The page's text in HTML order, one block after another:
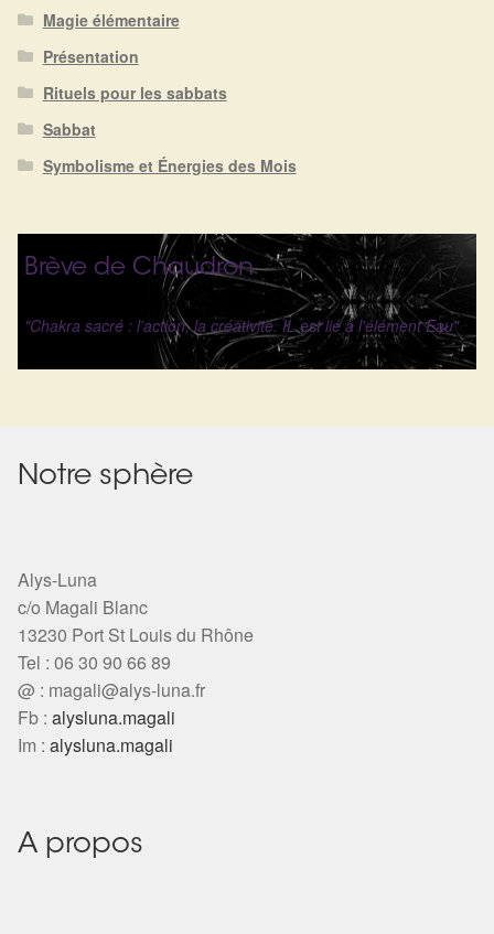
Détails du compte
Commandes
Panier
Magie élémentaire
Présentation
Rituels pour les sabbats
Sabbat
Symbolisme et Énergies des Mois
Brève de Chaudron
"Chakra sacré : l'action, la créativité. IL est lié à l'élément Eau"
Notre sphère
Alys-Luna
c/o Magali Blanc
13230 Port St Louis du Rhône
Tel : 06 30 90 66 89
@ : magali@alys-luna.fr
Fb : alysluna.magali
Im : alysluna.magali
A propos